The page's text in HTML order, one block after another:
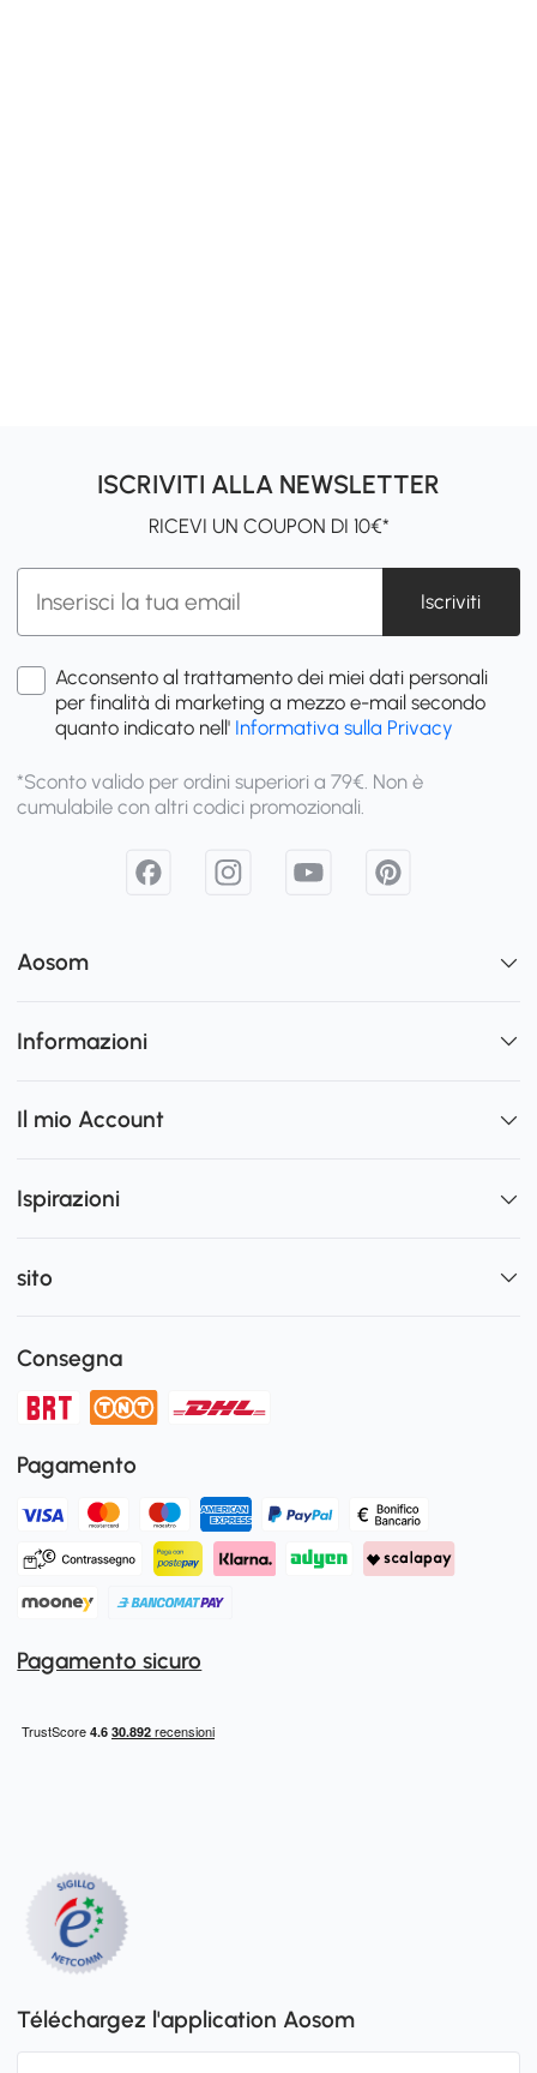
ISCRIVITI ALLA NEWSLETTER
RICEVI UN COUPON DI 10€*
Iscriviti
Acconsento al trattamento dei miei dati personali
per finalità di marketing a mezzo e-mail secondo
quanto indicato nell' Informativa sulla Privacy
*Sconto valido per ordini superiori a 79€. Non è
cumulabile con altri codici promozionali.
Aosom
Informazioni
Il mio Account
Ispirazioni
sito
Consegna
Pagamento
Pagamento sicuro
Téléchargez l'application Aosom